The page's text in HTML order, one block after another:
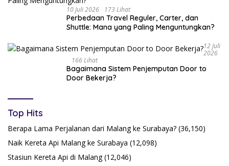
10 Juli 2026 173 Lihat
Perbedaan Travel Reguler, Carter, dan
Shuttle: Mana yang Paling Menguntungkan?
12 Juli
2026
166 Lihat
Bagaimana Sistem Penjemputan Door to
Door Bekerja?
Top Hits
Berapa Lama Perjalanan dari Malang ke Surabaya? (36,150)
Naik Kereta Api Malang ke Surabaya (12,098)
Stasiun Kereta Api di Malang (12,046)